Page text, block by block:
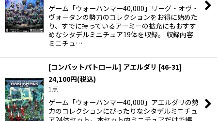
ゲーム「ウォーハンマー40,000」リーグ・オヴ・
ヴォータンの勢力のコレクションをお得に始めた
り、すでに持っているアーミーの拡充にもおすす
めなシタデルミニチュア19体を収録。 収録内容
ミニチュ…
[コンバットパトロール] アエルダリ [46-31]
24,100円(税込)
1点
ゲーム「ウォーハンマー40,000」アエルダリの勢
力のコレクションにぴったりなシタデルミニチュ